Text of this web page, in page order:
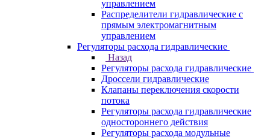
управлением
Распределители гидравлические с
прямым электромагнитным
управлением
Регуляторы расхода гидравлические
Назад
Регуляторы расхода гидравлические
Дроссели гидравлические
Клапаны переключения скорости
потока
Регуляторы расхода гидравлические
одностороннего действия
Регуляторы расхода модульные